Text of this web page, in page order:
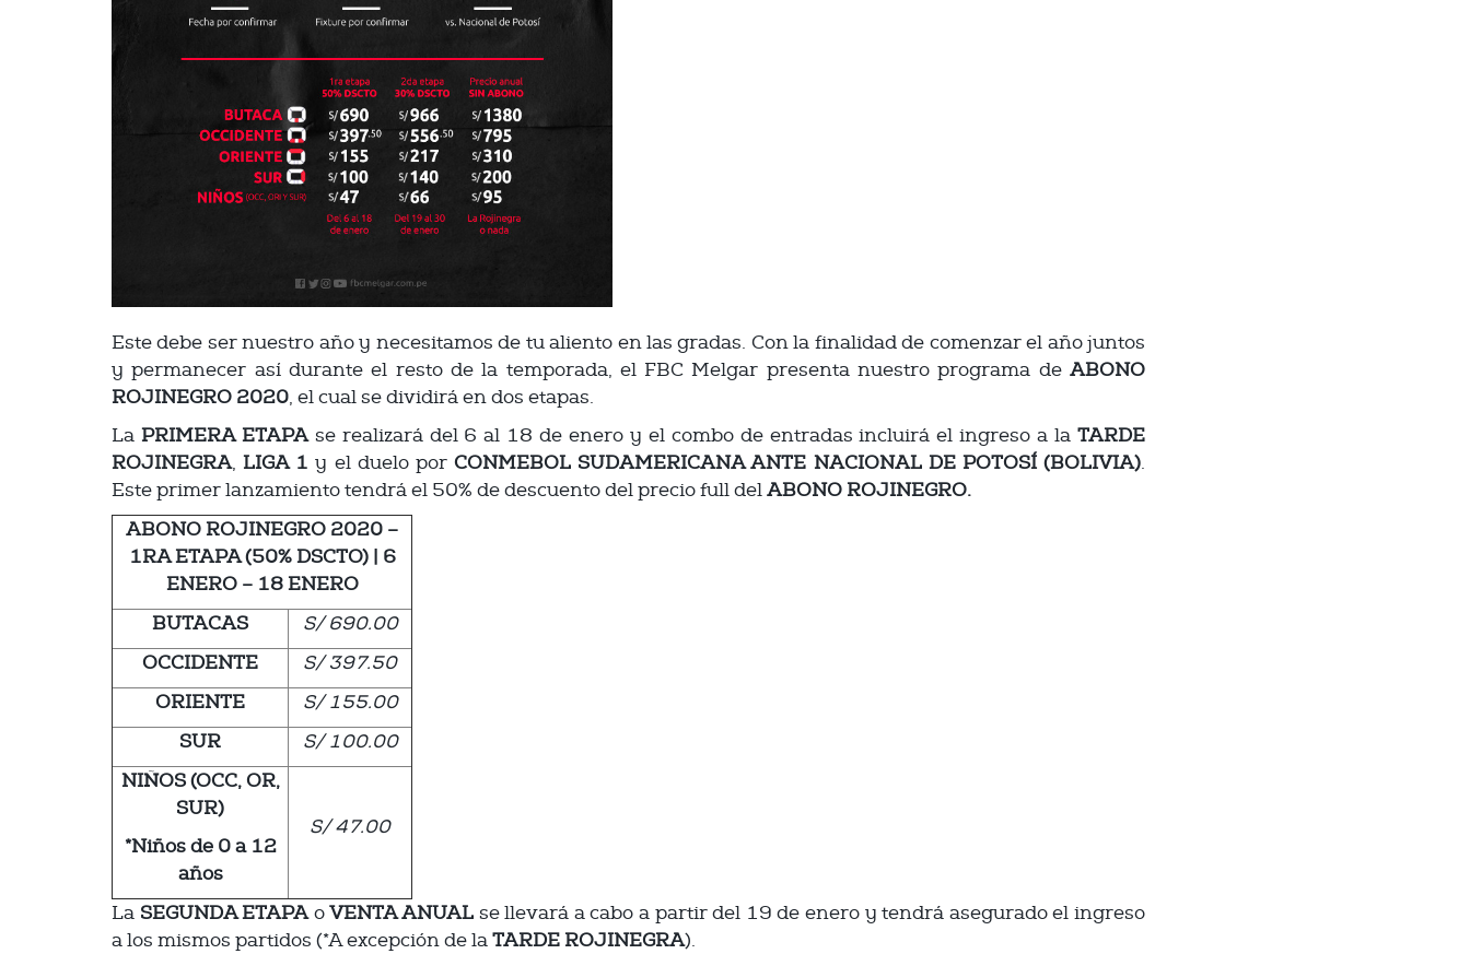
Este debe ser nuestro año y necesitamos de tu aliento en las gradas. Con la finalidad de comenzar el año juntos
y permanecer así durante el resto de la temporada, el FBC Melgar presenta nuestro programa de ABONO
ROJINEGRO 2020, el cual se dividirá en dos etapas.
La PRIMERA ETAPAse realizará del 6 al 18 de enero y el combo de entradas incluirá el ingreso a laTARDE
ROJINEGRA,LIGA 1 y el duelo porCONMEBOL SUDAMERICANA ANTE NACIONAL DE POTOSÍ (BOLIVIA).
Este primer lanzamiento tendrá el 50% de descuento del precio full delABONO ROJINEGRO.
ABONO ROJINEGRO 2020 –
1RA ETAPA (50% DSCTO) | 6
ENERO – 18 ENERO
BUTACAS
S/ 690.00
OCCIDENTE
S/ 397.50
ORIENTE
S/ 155.00
SUR
S/ 100.00
NIÑOS (OCC, OR,
SUR)
*Niños de 0 a 12
años
S/ 47.00
La SEGUNDA ETAPAoVENTA ANUAL se llevará a cabo a partir del 19 de enero y tendrá asegurado el ingreso
a los mismos partidos (*A excepción de laTARDE ROJINEGRA).